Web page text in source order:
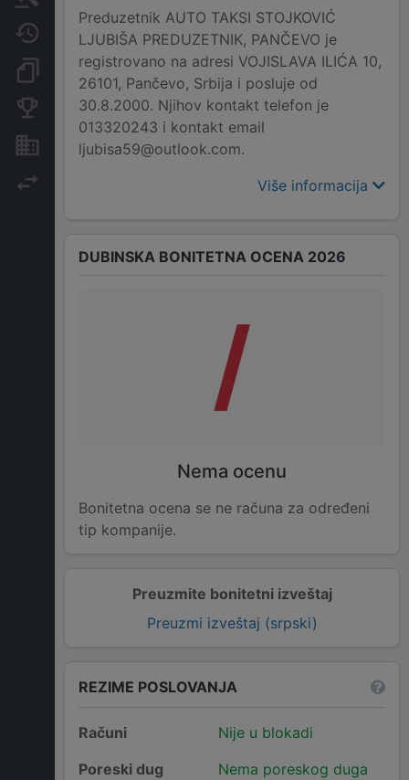
Javne nabavke
Dokumenti i objave
Konkurentske kompanije
Nekretnine i imovina
Preduzetnik AUTO TAKSI STOJKOVIĆ
LJUBIŠA PREDUZETNIK, PANČEVO je
registrovano na adresi VOJISLAVA ILIĆA 10,
26101, Pančevo, Srbija i posluje od
30.8.2000. Njihov kontakt telefon je
013320243 i kontakt email
ljubisa59@outlook.com.
Više informacija
Preuzmite bonitetni izveštaj
Preuzmi izveštaj (srpski)
DUBINSKA BONITETNA OCENA 2026
/
Nema ocenu
Bonitetna ocena se ne računa za određeni
tip kompanije.
REZIME POSLOVANJA
Računi
Nije u blokadi
Poreski dug
Nema poreskog duga